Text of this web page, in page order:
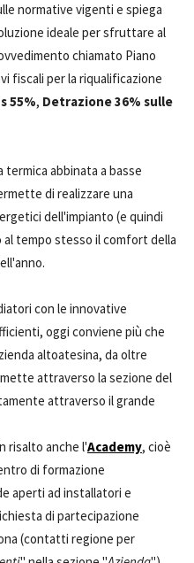
normative vigenti e spiega
ideale per sfruttare al
chiamato Piano
fiscali per la riqualificazione
55%, Detrazione 36% sulle
abbinata a basse
di realizzare una
dell'impianto (e quindi
tempo stesso il comfort della
con le innovative
oggi conviene più che
altoatesina, da oltre
attraverso la sezione del
attraverso il grande
risalto anche l'Academy, cioè
di formazione
aperti ad installatori e
di partecipazione
(contatti regione per